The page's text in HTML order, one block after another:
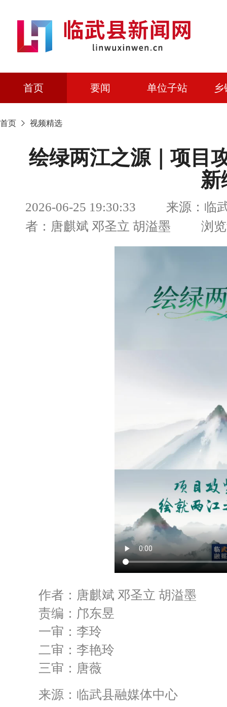
首页 要闻 单位子站
首页 视频精选
绘绿两江之源｜项目
新
2026-06-25 19:30:33 来源：临武
者：唐麒斌 邓圣立 胡溢墨 浏览
作者：唐麒斌 邓圣立 胡溢墨
责编：邝东昱
一审：李玲
二审：李艳玲
三审：唐薇
来源：临武县融媒体中心